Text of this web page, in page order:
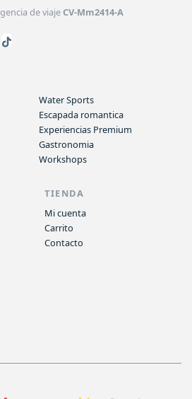
de viajeCV-Mm2414-A
Water Sports
Escapada romantica
Experiencias Premium
Gastronomia
Workshops
TIENDA
Mi cuenta
Carrito
Contacto